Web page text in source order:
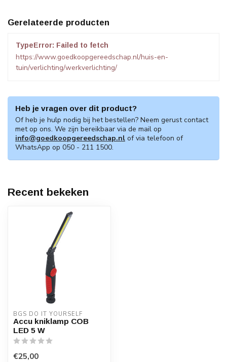
Gerelateerde producten
TypeError: Failed to fetch
https://www.goedkoopgereedschap.nl/huis-en-
tuin/verlichting/werkverlichting/
Heb je vragen over dit product?
Of heb je hulp nodig bij het bestellen? Neem gerust contact
met op ons. We zijn bereikbaar via de mail op
info@goedkoopgereedschap.nl of via telefoon of
WhatsApp op 050 - 211 1500.
Recent bekeken
BGS DO IT YOURSELF
Accu kniklamp COB
LED 5 W
€25,00